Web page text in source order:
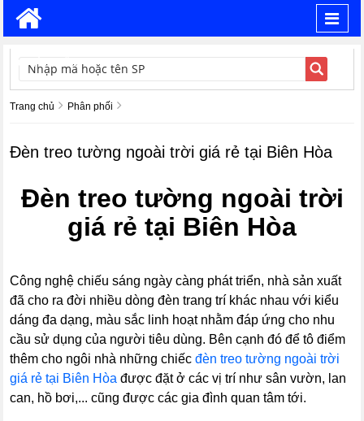
TÌM KIẾM
Trang chủ Phân phối
Đèn treo tường ngoài trời giá rẻ tại Biên Hòa
Đèn treo tường ngoài trời
giá rẻ tại Biên Hòa
Công nghệ chiếu sáng ngày càng phát triển, nhà sản xuất
đã cho ra đời nhiều dòng đèn trang trí khác nhau với kiểu
dáng đa dạng, màu sắc linh hoạt nhằm đáp ứng cho nhu
cầu sử dụng của người tiêu dùng. Bên cạnh đó để tô điểm
thêm cho ngôi nhà những chiếcđèn treo tường ngoài trời
giá rẻ tại Biên Hòa được đặt ở các vị trí như sân vườn, lan
can, hồ bơi,... cũng được các gia đình quan tâm tới.